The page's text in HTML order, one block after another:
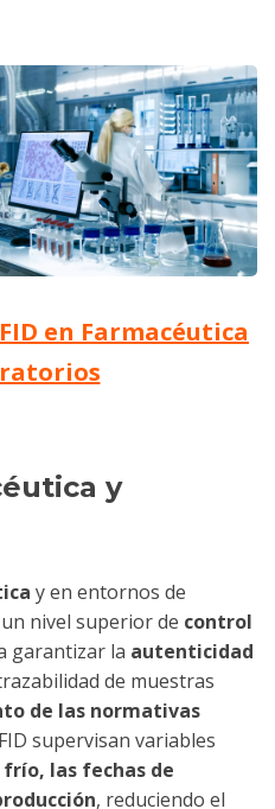
en Farmacéutica
y
y en entornos de
nivel superior de control
garantizar la autenticidad
de muestras
de las normativas
supervisan variables
frío, las fechas de
, reduciendo el